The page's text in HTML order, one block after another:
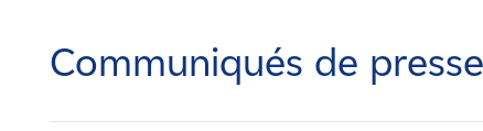
Nouvelles
Communiqués de presse